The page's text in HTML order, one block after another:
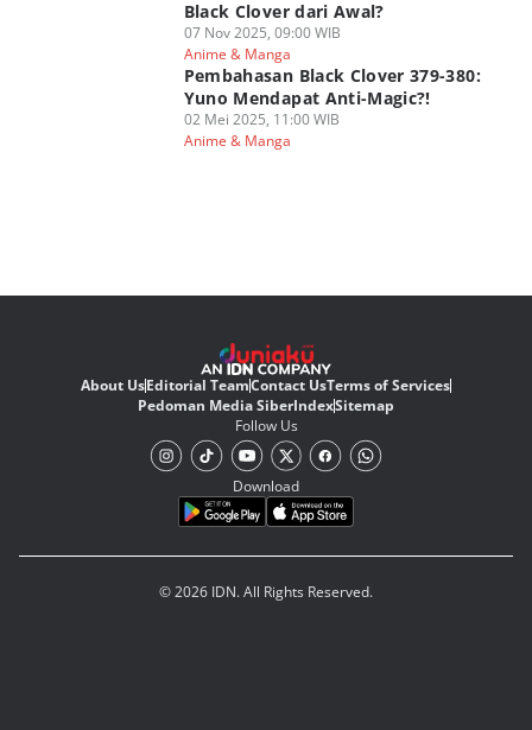
Black Clover dari Awal?
07 Nov 2025, 09:00 WIB
Anime & Manga
Pembahasan Black Clover 379-380:
Yuno Mendapat Anti-Magic?!
02 Mei 2025, 11:00 WIB
Anime & Manga
About UsEditorial TeamContact UsTerms of Services
Pedoman Media SiberIndexSitemap
Follow Us
Download
© 2026 IDN. All Rights Reserved.